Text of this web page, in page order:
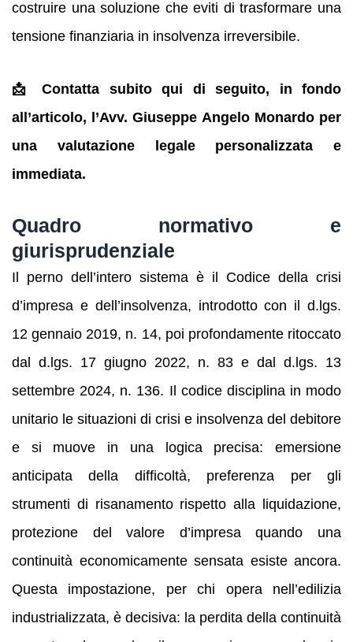
costruire una soluzione che eviti di trasformare una
tensione finanziaria in insolvenza irreversibile.
📩 Contatta subito qui di seguito, in fondo
all’articolo, l’Avv. Giuseppe Angelo Monardo per
una valutazione legale personalizzata e
immediata.
Quadro normativo e
giurisprudenziale
Il perno dell’intero sistema è il Codice della crisi
d’impresa e dell’insolvenza, introdotto con il d.lgs.
12 gennaio 2019, n. 14, poi profondamente ritoccato
dal d.lgs. 17 giugno 2022, n. 83 e dal d.lgs. 13
settembre 2024, n. 136. Il codice disciplina in modo
unitario le situazioni di crisi e insolvenza del debitore
e si muove in una logica precisa: emersione
anticipata della difficoltà, preferenza per gli
strumenti di risanamento rispetto alla liquidazione,
protezione del valore d’impresa quando una
continuità economicamente sensata esiste ancora.
Questa impostazione, per chi opera nell’edilizia
industrializzata, è decisiva: la perdita della continuità